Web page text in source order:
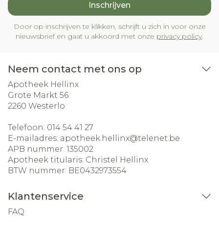
Inschrijven
Door op inschrijven te klikken, schrijft u zich in voor onze
nieuwsbrief en gaat u akkoord met onze privacy policy.
Neem contact met ons op
Apotheek Hellinx
Grote Markt 56
2260 Westerlo
Telefoon: 014 54 41 27
E-mailadres: apotheek.hellinx@telenet.be
APB nummer: 135002
Apotheek titularis: Christel Hellinx
BTW nummer: BE0432973554
Klantenservice
FAQ